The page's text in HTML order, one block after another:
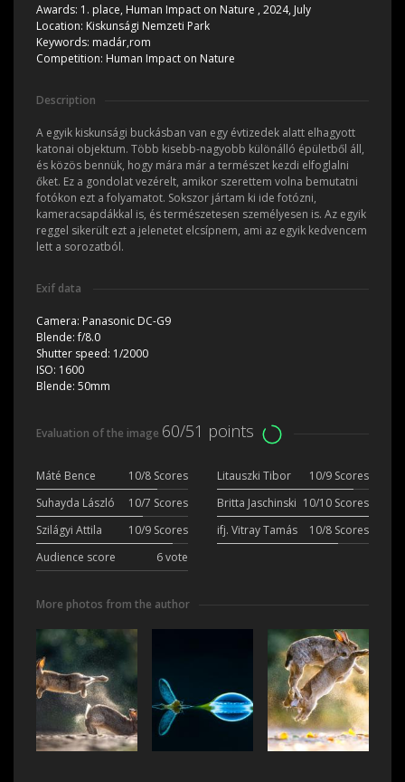
Awards: 1. place, Human Impact on Nature , 2024, July
Location: Kiskunsági Nemzeti Park
Keywords: madár,rom
Competition: Human Impact on Nature
Description
A egyik kiskunsági buckásban van egy évtizedek alatt elhagyott
katonai objektum. Több kisebb-nagyobb különálló épületből áll,
és közös bennük, hogy mára már a természet kezdi elfoglalni
őket. Ez a gondolat vezérelt, amikor szerettem volna bemutatni
fotókon ezt a folyamatot. Sokszor jártam ki ide fotózni,
kameracsapdákkal is, és természetesen személyesen is. Az egyik
reggel sikerült ezt a jelenetet elcsípnem, ami az egyik kedvencem
lett a sorozatból.
Exif data
Camera: Panasonic DC-G9
Blende:f/8.0
Shutter speed: 1/2000
ISO: 1600
Blende: 50mm
Evaluation of the image 60/51 points
Máté Bence 10/8 Scores Litauszki Tibor
10/9 Scores
Suhayda László
10/7 Scores Britta Jaschinski 10/10 Scores
Szilágyi Attila
10/9 Scores ifj. Vitray Tamás
10/8 Scores
Audience score
6 vote
More photos from the author